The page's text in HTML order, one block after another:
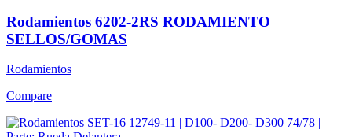
Rodamientos 6202-2RS RODAMIENTO
SELLOS/GOMAS
Rodamientos
Compare